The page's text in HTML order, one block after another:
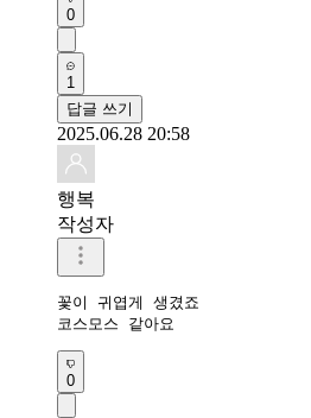
0
1
답글 쓰기
2025.06.28 20:58
행복
작성자
꽃이 귀엽게 생겼죠
코스모스 같아요
0